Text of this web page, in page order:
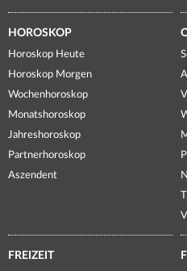
HOROSKOP
Horoskop Heute
Horoskop Morgen
Wochenhoroskop
Monatshoroskop
Jahreshoroskop
Partnerhoroskop
Aszendent
FREIZEIT